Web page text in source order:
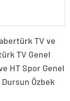
TV ve
TV Genel
HT Spor Genel
Özbek